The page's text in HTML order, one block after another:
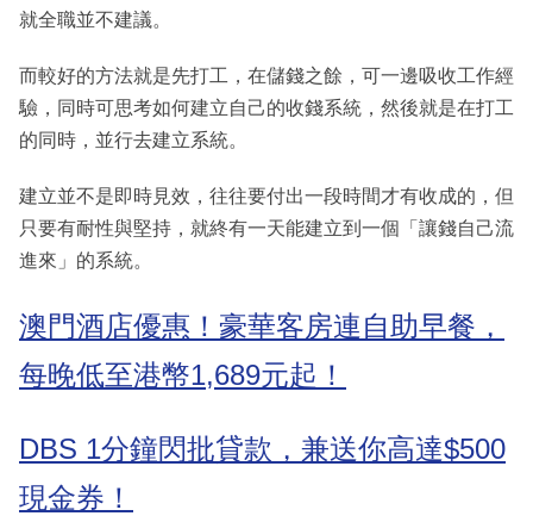
就全職並不建議。
而較好的方法就是先打工，在儲錢之餘，可一邊吸收工作經
驗，同時可思考如何建立自己的收錢系統，然後就是在打工
的同時，並行去建立系統。
建立並不是即時見效，往往要付出一段時間才有收成的，但
只要有耐性與堅持，就終有一天能建立到一個「讓錢自己流
進來」的系統。
澳門酒店優惠！豪華客房連自助早餐，
每晚低至港幣1,689元起！
DBS 1分鐘閃批貸款，兼送你高達$500
現金券！